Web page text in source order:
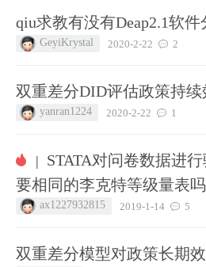
qiu求教有没有Deap2.1软件
GeyiKrystal 2020-2-22 2
双重差分DID评估政策持
yanran1224 2020-2-22 1
| STATA对问卷数据进
要相同的李克特等级量表吗
ax1227932815 2019-1-14 5
双重差分模型对政策长期